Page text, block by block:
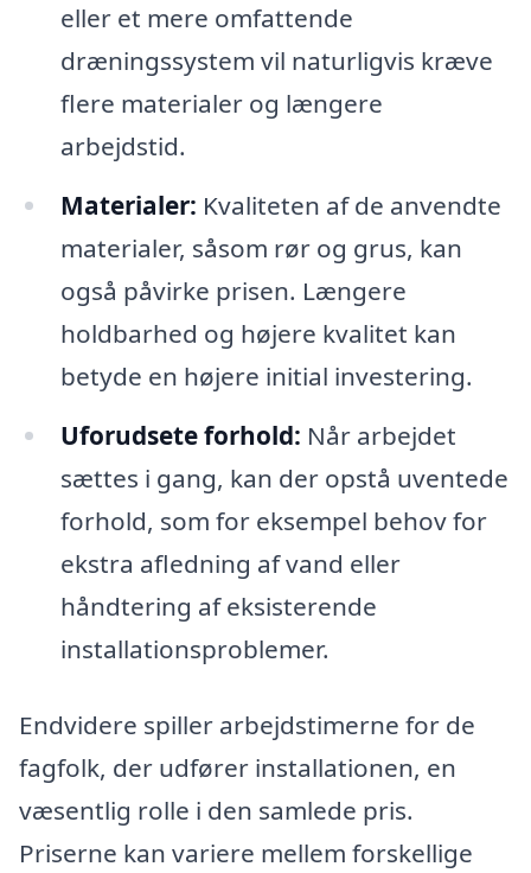
eller et mere omfattende
dræningssystem vil naturligvis kræve
flere materialer og længere
arbejdstid.
Materialer: Kvaliteten af de anvendte
materialer, såsom rør og grus, kan
også påvirke prisen. Længere
holdbarhed og højere kvalitet kan
betyde en højere initial investering.
Uforudsete forhold: Når arbejdet
sættes i gang, kan der opstå uventede
forhold, som for eksempel behov for
ekstra afledning af vand eller
håndtering af eksisterende
installationsproblemer.
Endvidere spiller arbejdstimerne for de
fagfolk, der udfører installationen, en
væsentlig rolle i den samlede pris.
Priserne kan variere mellem forskellige